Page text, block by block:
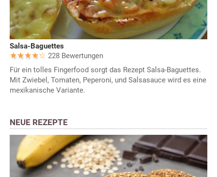
Salsa-Baguettes
228 Bewertungen
Für ein tolles Fingerfood sorgt das Rezept Salsa-Baguettes.
Mit Zwiebel, Tomaten, Peperoni, und Salsasauce wird es eine
mexikanische Variante.
NEUE REZEPTE